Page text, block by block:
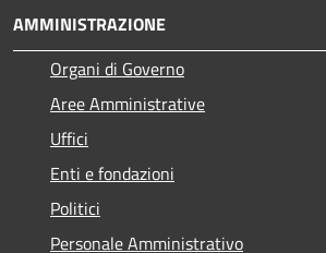
AMMINISTRAZIONE
Organi di Governo
Aree Amministrative
Uffici
Enti e fondazioni
Politici
Personale Amministrativo